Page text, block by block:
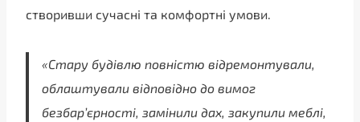
створивши сучасні та комфортні умови.
«Стару будівлю повністю відремонтували,
облаштували відповідно до вимог
безбарʼєрності, замінили дах, закупили меблі,